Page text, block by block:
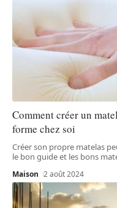
Comment créer un
forme chez soi
Créer son propre matelas
le bon guide et les bons
Maison 2 août 2024